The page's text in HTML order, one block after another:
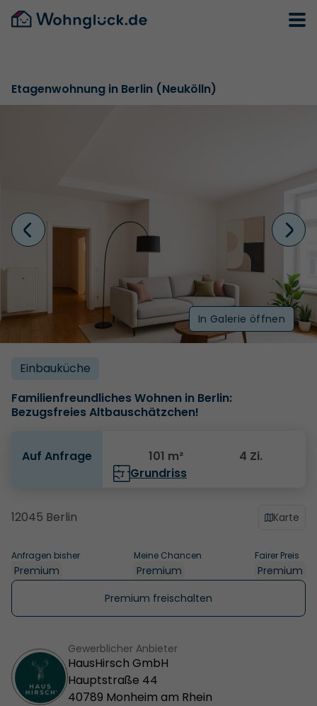
Etagenwohnung in Berlin (Neukölln)
In Galerie öffnen
Einbauküche
Familienfreundliches Wohnen in Berlin:
Bezugsfreies Altbauschätzchen!
Anfragen bisher
Premium
Meine Chancen
Premium
Fairer Preis
Premium
Premium freischalten
Auf Anfrage 101 m²
4 Zi.
Grundriss
12045 Berlin Karte
Gewerblicher Anbieter
HausHirsch GmbH
Hauptstraße 44
40789 Monheim am Rhein